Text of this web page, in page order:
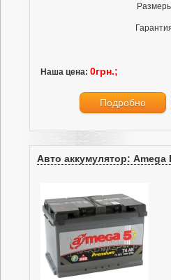
Наша цена: 0грн.;
Подробно
Авто аккумулятор: Amega